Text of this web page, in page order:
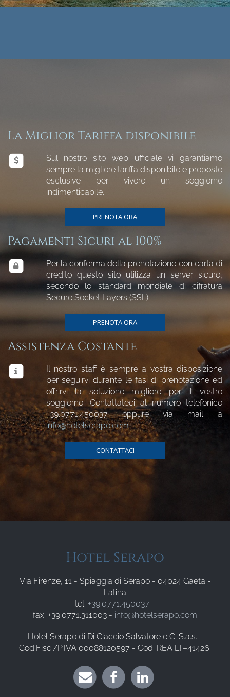
La Miglior Tariffa disponibile
Sul nostro sito web ufficiale vi garantiamo
sempre la migliore tariffa disponibile e proposte
esclusive per vivere un soggiorno
indimenticabile.
PRENOTA ORA
Pagamenti Sicuri al 100%
Per la conferma della prenotazione con carta di
credito questo sito utilizza un server sicuro,
secondo lo standard mondiale di cifratura
Secure Socket Layers (SSL).
PRENOTA ORA
Assistenza Costante
Il nostro staff è sempre a vostra disposizione
per seguirvi durante le fasi di prenotazione ed
offrirvi la soluzione migliore per il vostro
soggiorno. Contattateci al numero telefonico
+39.0771.450037
oppure via mail a
info@hotelserapo.com
CONTATTACI
Hotel Serapo
Via Firenze, 11 - Spiaggia di Serapo - 04024 Gaeta -
Latina
tel: +39.0771.450037 -
fax: +39.0771.311003 - info@hotelserapo.com
Hotel Serapo di Di Ciaccio Salvatore e C. S.a.s. -
Cod.Fisc./P.IVA 00088120597 - Cod. REA LT–41426